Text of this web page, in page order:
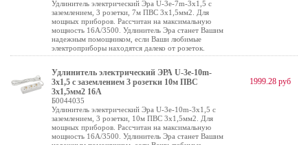
Удлинитель электрический Эра U-3e-7m-3x1,5 с
заземлением, 3 розетки, 7м ПВС 3x1,5мм2. Для
мощных приборов. Рассчитан на максимальную
мощность 16А/3500. Удлинитель Эра станет Вашим
надежным помощником, если Ваши любимые
электроприборы находятся далеко от розеток.
Удлинитель электрический ЭРА U-3e-10m-
3x1,5 с заземлением 3 розетки 10м ПВС
3x1,5мм2 16А
Б0044035
Удлинитель электрический Эра U-3e-10m-3x1,5 с
заземлением, 3 розетки, 10м ПВС 3x1,5мм2. Для
мощных приборов. Рассчитан на максимальную
мощность 16А/3500. Удлинитель Эра станет Вашим
1999.28 руб